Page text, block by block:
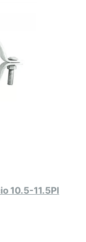
10.5-11.5Pl